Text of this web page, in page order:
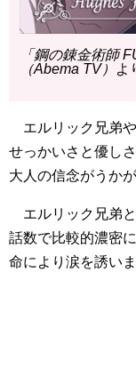
「鋼の錬金術師
（Abema TV）
よ
エルリック兄弟
せっかいさと優し
大人の信念がうか
エルリック兄弟
話数で比較的濃密
命により涙を誘いま